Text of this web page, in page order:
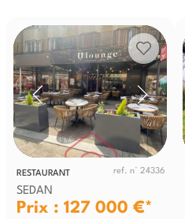
RESTAURANT ref. n° 24336
SEDAN
Prix : 127 000 €*